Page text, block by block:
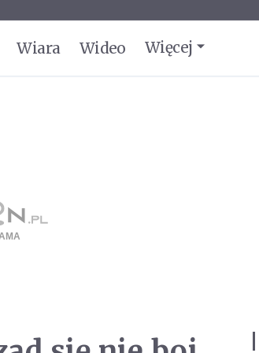
Wiara Wideo Więcej